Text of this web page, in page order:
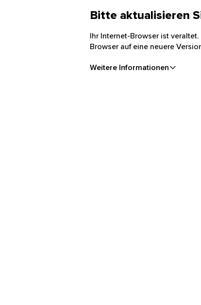
Bitte aktualisieren
Ihr Internet-Browser ist
Browser auf eine neuere
Weitere Informationen